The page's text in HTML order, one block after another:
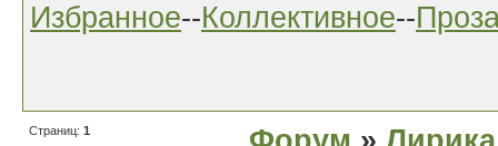
Избранное--Коллективное--
Страниц: 1